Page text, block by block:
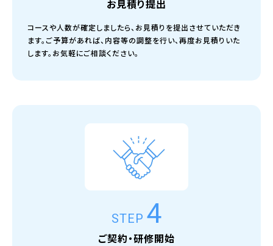
お見積り提出
コースや人数が確定しましたら、お見積りを提出させていただき
ます。ご予算があれば、内容等の調整を行い、再度お見積りいた
します。お気軽にご相談ください。
STEP 4
ご契約・研修開始